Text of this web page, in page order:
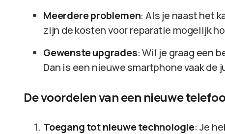
Meerdere problemen: Als je naast het
zijn de kosten voor reparatie mogelijk
Gewenste upgrades: Wil je graag een
Dan is een nieuwe smartphone vaak de
De voordelen van een nieuwe
Toegang tot nieuwe technologie: Je